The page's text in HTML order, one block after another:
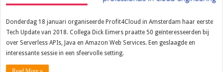
Donderdag 18 januari organiseerde Profit4Cloud in Amsterdam haar eerste
Tech Update van 2018. Collega Dick Eimers praatte 50 geïnteresseerden bij
over Serverless APIs, Java en Amazon Web Services. Een geslaagde en
interessante sessie in een sfeervolle setting.